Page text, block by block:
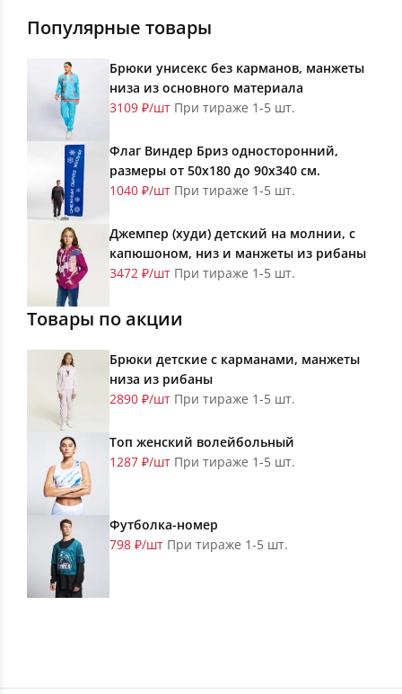
Популярные товары
Брюки унисекс без карманов, манжеты
низа из основного материала
3109 ₽/шт При тираже 1-5 шт.
Флаг Виндер Бриз односторонний,
размеры от 50х180 до 90х340 см.
1040 ₽/шт При тираже 1-5 шт.
Джемпер (худи) детский на молнии, с
капюшоном, низ и манжеты из рибаны
3472 ₽/шт При тираже 1-5 шт.
Товары по акции
Брюки детские с карманами, манжеты
низа из рибаны
2890 ₽/шт При тираже 1-5 шт.
Топ женский волейбольный
1287 ₽/шт При тираже 1-5 шт.
Футболка-номер
798 ₽/шт При тираже 1-5 шт.